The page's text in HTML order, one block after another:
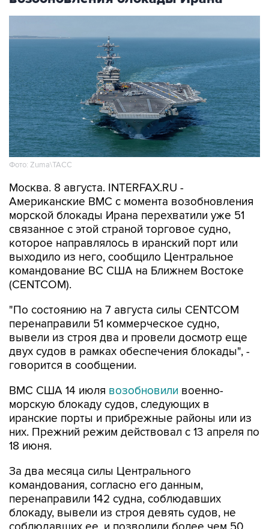
Фото: Zuma\ТАСС
Москва. 8 августа. INTERFAX.RU -
Американские ВМС с момента возобновления
морской блокады Ирана перехватили уже 51
связанное с этой страной торговое судно,
которое направлялось в иранский порт или
выходило из него, сообщило Центральное
командование ВС США на Ближнем Востоке
(CENTCOM).
"По состоянию на 7 августа силы CENTCOM
перенаправили 51 коммерческое судно,
вывели из строя два и провели досмотр еще
двух судов в рамках обеспечения блокады", -
говорится в сообщении.
ВМС США 14 июля возобновили военно-
морскую блокаду судов, следующих в
иранские порты и прибрежные районы или из
них. Прежний режим действовал с 13 апреля по
18 июня.
За два месяца силы Центрального
командования, согласно его данным,
перенаправили 142 судна, соблюдавших
блокаду, вывели из строя девять судов, не